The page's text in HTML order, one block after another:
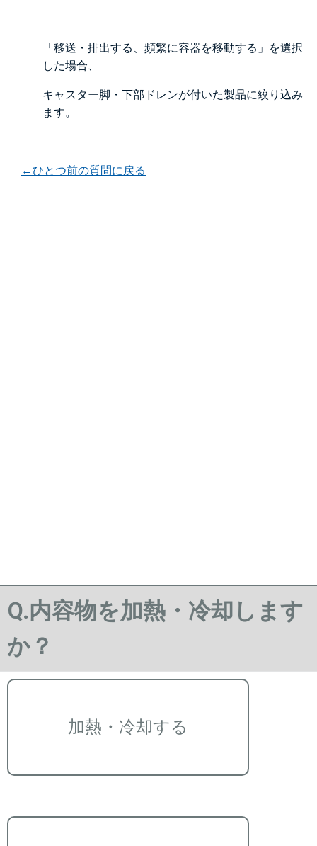
「移送・排出する、頻繁に容器を移動する」を選択
した場合、
キャスター脚・下部ドレンが付いた製品に絞り込み
ます。
←ひとつ前の質問に戻る
Q.内容物を加熱・冷却します
か？
加熱・冷却する